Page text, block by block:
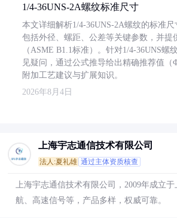
1/4-36UNS-2A螺纹标准尺寸
本文详细解析1/4-36UNS-2A螺纹的标准尺
包括外径、螺距、公差等关键参数，并提
（ASME B1.1标准）。针对1/4-36UNS螺
见疑问，通过公式推导给出精确推荐值（
附加工艺建议与扩展知识。
2026年8月4日
上海宇志通信技术有限公司
法人:夏礼雄 通过主体资质核查
上海宇志通信技术有限公司，2009年成立
航、高速信号等，产品多样，权威可靠。